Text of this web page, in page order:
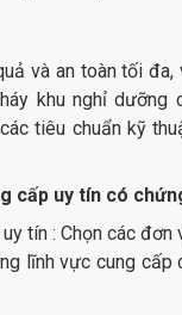
và an toàn tối
khu nghỉ dưỡng
tiêu chuẩn kỹ
cấp uy tín có
tín : Chọn các đơn
lĩnh vực cung cấp